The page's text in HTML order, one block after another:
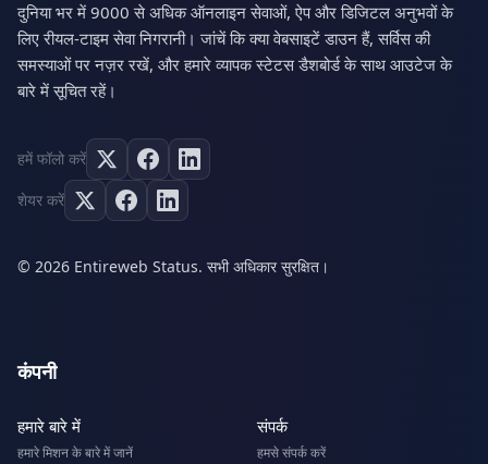
दुनिया भर में 9000 से अधिक ऑनलाइन सेवाओं, ऐप और डिजिटल अनुभवों के
लिए रीयल-टाइम सेवा निगरानी। जांचें कि क्या वेबसाइटें डाउन हैं, सर्विस की
समस्याओं पर नज़र रखें, और हमारे व्यापक स्टेटस डैशबोर्ड के साथ आउटेज के
बारे में सूचित रहें।
हमें फॉलो करें
शेयर करें
© 2026 Entireweb Status. सभी अधिकार सुरक्षित।
कंपनी
हमारे बारे में
हमारे मिशन के बारे में जानें
संपर्क
हमसे संपर्क करें